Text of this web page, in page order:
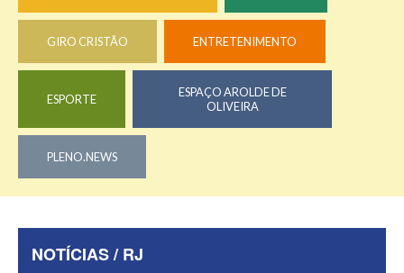
GIRO CRISTÃO ENTRETENIMENTO
ESPORTE
ESPAÇO AROLDE DE
OLIVEIRA
PLENO.NEWS
NOTÍCIAS / RJ